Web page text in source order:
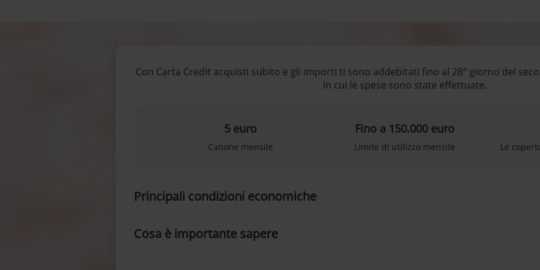
Con Carta Credit acquisti subito e gli importi ti sono addebitati fino al 28° giorno del
in cui le spese sono state effettuate.
5 euro
Canone mensile
Fino a 150.000 euro
Limite di utilizzo mensile Le
Principali condizioni economiche
Cosa è importante sapere